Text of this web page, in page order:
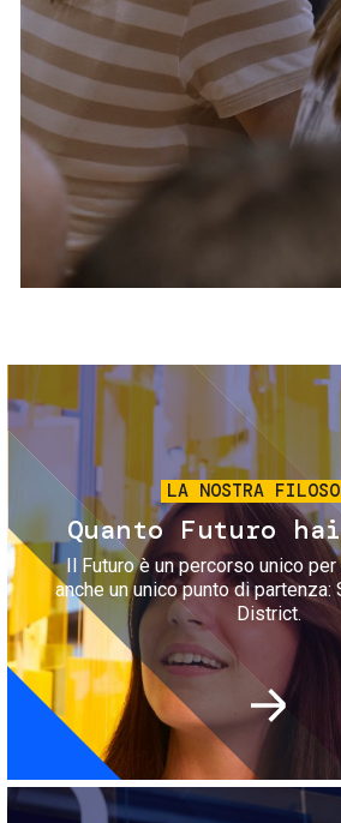
Servizi e accessibilità
Contatti
FAQ
Biglietti
LA NOSTRA
Quanto Futuro
Il Futuro è un percorso unico per
anche un unico punto di partenza:
District.